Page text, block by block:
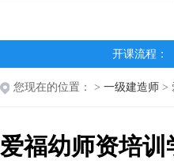
开课流程
您现在的位置： > 一级建造师 >
爱福幼师资培